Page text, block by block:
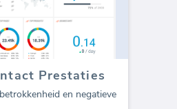
Prestaties
en negatieve